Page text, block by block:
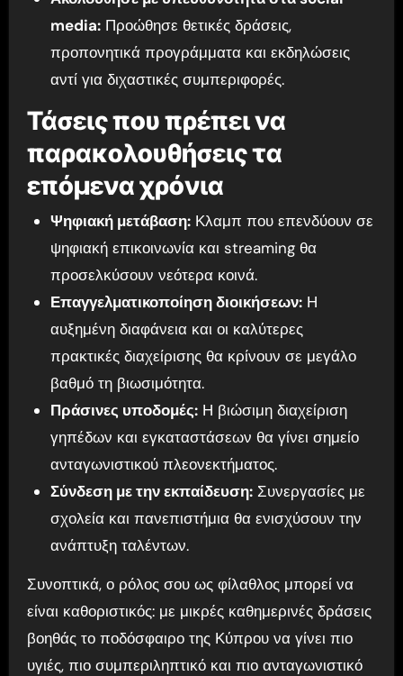
media:Προώθησε θετικές δράσεις,
προπονητικά προγράμματα και εκδηλώσεις
αντί για διχαστικές συμπεριφορές.
Τάσεις που πρέπει να
παρακολουθήσεις τα
επόμενα χρόνια
Ψηφιακή μετάβαση:Κλαμπ που επενδύουν σε
ψηφιακή επικοινωνία και streaming θα
προσελκύσουν νεότερα κοινά.
Επαγγελματικοποίηση διοικήσεων:Η
αυξημένη διαφάνεια και οι καλύτερες
πρακτικές διαχείρισης θα κρίνουν σε μεγάλο
βαθμό τη βιωσιμότητα.
Πράσινες υποδομές:Η βιώσιμη διαχείριση
γηπέδων και εγκαταστάσεων θα γίνει σημείο
ανταγωνιστικού πλεονεκτήματος.
Σύνδεση με την εκπαίδευση:Συνεργασίες με
σχολεία και πανεπιστήμια θα ενισχύσουν την
ανάπτυξη ταλέντων.
Συνοπτικά, ο ρόλος σου ως φίλαθλος μπορεί να
είναι καθοριστικός: με μικρές καθημερινές δράσεις
βοηθάς το ποδόσφαιρο της Κύπρου να γίνει πιο
υγιές, πιο συμπεριληπτικό και πιο ανταγωνιστικό